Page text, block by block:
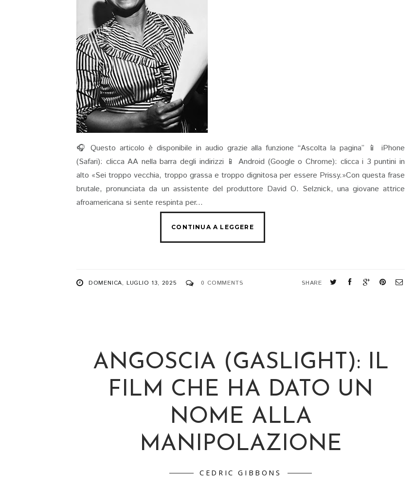
🎧 Questo articolo è disponibile in audio grazie alla funzione “Ascolta la pagina” 📱 iPhone
(Safari): clicca AA nella barra degli indirizzi 📱 Android (Google o Chrome): clicca i 3 puntini in
alto «Sei troppo vecchia, troppo grassa e troppo dignitosa per essere Prissy.»Con questa frase
brutale, pronunciata da un assistente del produttore David O. Selznick, una giovane attrice
afroamericana si sente respinta per...
DOMENICA, LUGLIO 13, 2025 0 COMMENTS SHARE
ANGOSCIA (GASLIGHT): IL
FILM CHE HA DATO UN
NOME ALLA
MANIPOLAZIONE
CEDRIC GIBBONS